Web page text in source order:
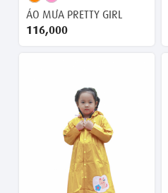
ÁO MƯA PRETTY GIRL
116,000 ₫